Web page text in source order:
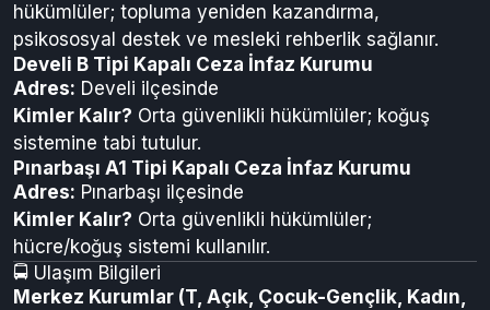
hükümlüler; topluma yeniden kazandırma,
psikososyal destek ve mesleki rehberlik sağlanır.
Develi B Tipi Kapalı Ceza İnfaz Kurumu
Adres: Develi ilçesinde
Kimler Kalır? Orta güvenlikli hükümlüler; koğuş
sistemine tabi tutulur.
Pınarbaşı A1 Tipi Kapalı Ceza İnfaz Kurumu
Adres: Pınarbaşı ilçesinde
Kimler Kalır? Orta güvenlikli hükümlüler;
hücre/koğuş sistemi kullanılır.
🚍 Ulaşım Bilgileri
Merkez Kurumlar (T, Açık, Çocuk-Gençlik, Kadın,